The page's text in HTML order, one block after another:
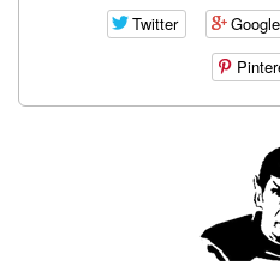
Twitter